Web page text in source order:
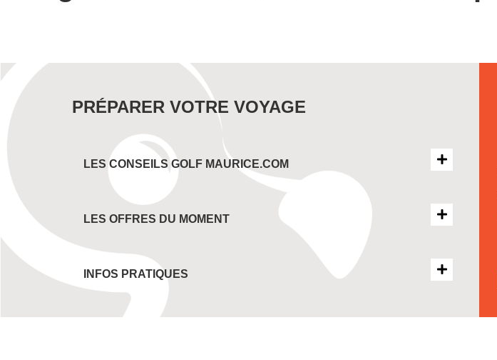
PRÉPARER VOTRE VOYAGE
LES CONSEILS GOLF MAURICE.COM
LES OFFRES DU MOMENT
INFOS PRATIQUES